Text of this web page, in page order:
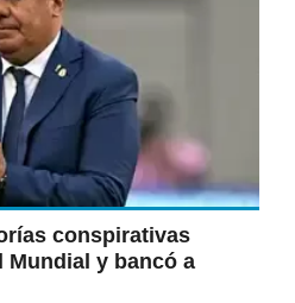
conspirativas
Mundial y bancó a